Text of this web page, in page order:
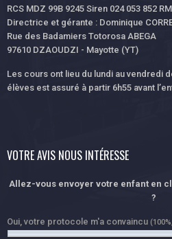
RCS MDZ 99B 9245 Siren 024 053 852
Directrice et gérante : Dominique
Rue des Badamiers Totorosa ABEGA
97610 DZAOUDZI - Mayotte (YT)
Les cours ont lieu du lundi au vendredi
élèves est assuré à partir 6h55 avant
VOTRE AVIS NOUS INTÉRESSE
Allez-vous envoyer votre enfant en
?
Oui, votre protocole m'a convaincu